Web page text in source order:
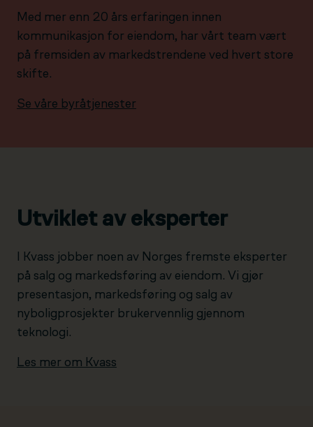
Med mer enn 20 års erfaringen innen
kommunikasjon for eiendom, har vårt team vært
på fremsiden av markedstrendene ved hvert store
skifte.
Se våre byråtjenester
Utviklet av eksperter
I Kvass jobber noen av Norges fremste eksperter
på salg og markedsføring av eiendom. Vi gjør
presentasjon, markedsføring og salg av
nyboligprosjekter brukervennlig gjennom
teknologi.
Les mer om Kvass